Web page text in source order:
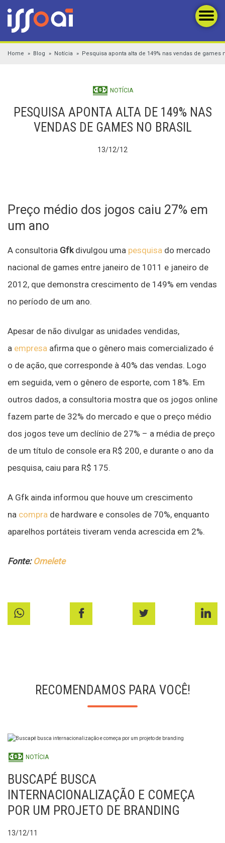
Home Blog Notícia Pesquisa aponta alta de 149% nas vendas de games
NOTÍCIA
PESQUISA APONTA ALTA DE 149% NAS
VENDAS DE GAMES NO BRASIL
13/12/12
Preço médio dos jogos caiu 27% em
um ano
A consultoria Gfkdivulgou uma pesquisa do mercado
nacional de games entre janeiro de 1011 e janeiro de
2012, que demonstra crescimento de 149% em vendas
no período de um ano.
Apesar de não divulgar as unidades vendidas,
a empresa afirma que o gênero mais comercializado é
o de ação, que corresponde à 40% das vendas. Logo
em seguida, vem o gênero de esporte, com 18%. Em
outros dados, a consultoria mostra que os jogos online
fazem parte de 32% do mercado e que o preço médio
dos jogos teve um declínio de 27% – a média de preço
de um título de console era R$ 200, e durante o ano da
pesquisa, caiu para R$ 175.
A Gfk ainda informou que houve um crescimento
na compra de hardware e consoles de 70%, enquanto
aparelhos portáteis tiveram venda acrescida em 2%.
Fonte: Omelete
RECOMENDAMOS PARA VOCÊ!
NOTÍCIA
BUSCAPÉ BUSCA
INTERNACIONALIZAÇÃO E COMEÇA
POR UM PROJETO DE BRANDING
13/12/11